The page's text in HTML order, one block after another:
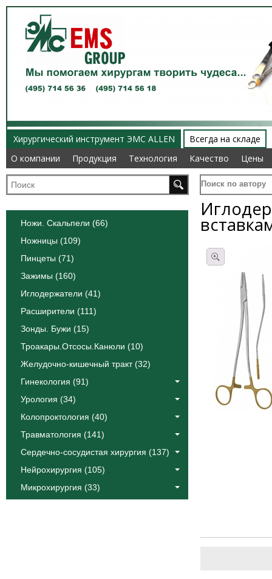
Хирургический инструмент ЭМС ALLEN
О компании
Продукция Технология Качество Цены
Всегда на складе
О компании
Продукция Технология Качество Цены
Поиск по автору
Ножи. Скальпели (66)
Ножницы (109)
Пинцеты (71)
Зажимы (160)
Иглодержатели (41)
Расширители (111)
Зонды. Бужи (15)
Троакары.Отсосы.Канюли (10)
Желудочно-кишечный тракт (32)
Гинекология (91)
Урология (34)
Колопроктология (40)
Травматология (141)
Сердечно-сосудистая хирургия (137)
Нейрохирургия (105)
Микрохирургия (33)